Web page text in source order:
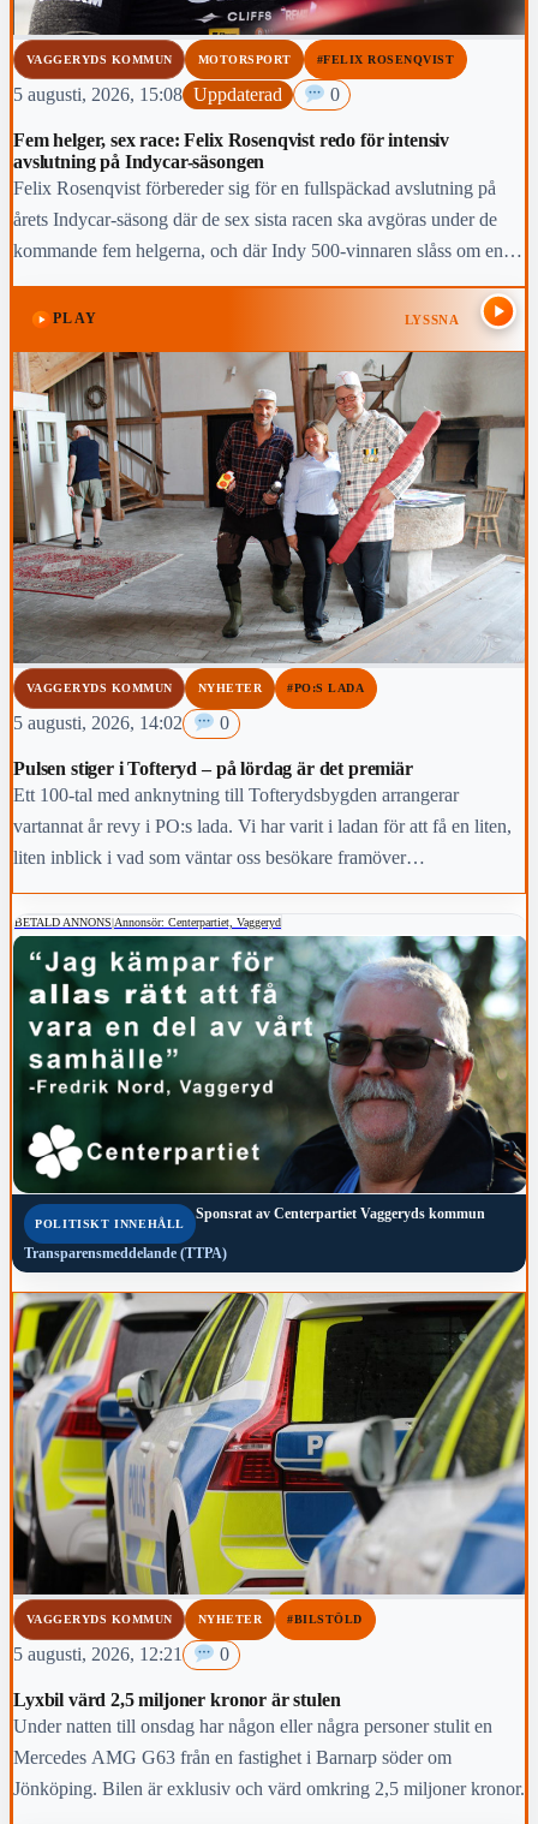
VAGGERYDS KOMMUN MOTORSPORT #FELIX ROSENQVIST
5 augusti, 2026, 15:08 Uppdaterad 0
Fem helger, sex race: Felix Rosenqvist redo för intensiv
avslutning på Indycar-säsongen
Felix Rosenqvist förbereder sig för en fullspäckad avslutning på
årets Indycar-säsong där de sex sista racen ska avgöras under de
kommande fem helgerna, och där Indy 500-vinnaren slåss om en
topp-fem-placering i den slutliga mästerskapstabellen.
PLAY LYSSNA
VAGGERYDS KOMMUN NYHETER #PO:S LADA
5 augusti, 2026, 14:02 0
Pulsen stiger i Tofteryd – på lördag är det premiär
Ett 100-tal med anknytning till Tofterydsbygden arrangerar
vartannat år revy i PO:s lada. Vi har varit i ladan för att få en liten,
liten inblick i vad som väntar oss besökare framöver…
BETALD ANNONS|Annonsör: Centerpartiet, Vaggeryd
POLITISKT INNEHÅLL
Sponsrat av Centerpartiet Vaggeryds kommun
Transparensmeddelande (TTPA)
VAGGERYDS KOMMUN NYHETER #BILSTÖLD
5 augusti, 2026, 12:21 0
Lyxbil värd 2,5 miljoner kronor är stulen
Under natten till onsdag har någon eller några personer stulit en
Mercedes AMG G63 från en fastighet i Barnarp söder om
Jönköping. Bilen är exklusiv och värd omkring 2,5 miljoner kronor.